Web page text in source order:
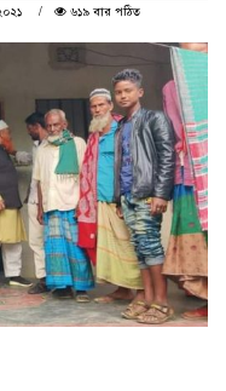
৬১৯ বার পঠিত